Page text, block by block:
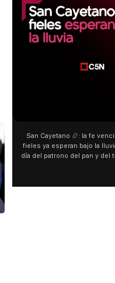
“Preferís la joda y yo
¿Indirecta para Luck Ra? La
"Te vi", su nueva
encontrar similitudes entre
declaraciones que hizo tras